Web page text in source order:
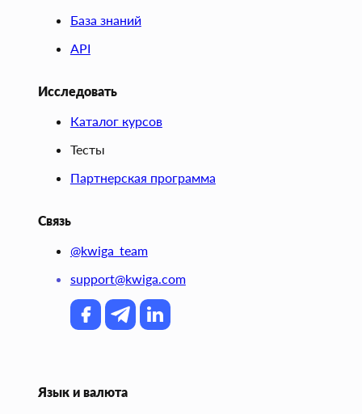
База знаний
API
Исследовать
Каталог курсов
Тесты
Партнерская программа
Связь
@kwiga_team
support@kwiga.com
Язык и валюта